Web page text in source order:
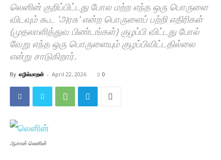
லெனின் குறிப்பிட்டது போல மற்ற எந்த ஒரு பொருளை
விடவும் கூட 'அரசு' என்ற பொருளைப் பற்றி எதிரிகள்
(முதலாளித்துவ பிண்டங்கள்) குழப்பி விட்டது போல்
வேறு எந்த ஒரு பொருளையும் குழப்பிவிட்டதில்லை
என்று சாடுகிறார்.
By எழில்மாறன் - April 22, 2026 0
ஆசான் லெனின்